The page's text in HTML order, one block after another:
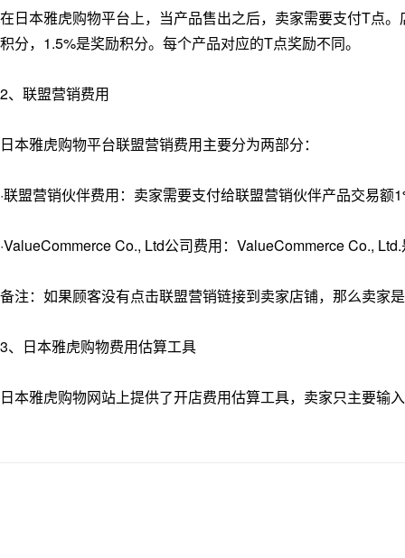
在日本雅虎购物平台上，当产品售出之后，卖家需要支付T点
积分，1.5%是奖励积分。每个产品对应的T点奖励不同。
2、联盟营销费用
日本雅虎购物平台联盟营销费用主要分为两部分：
·联盟营销伙伴费用：卖家需要支付给联盟营销伙伴产品交易额
·ValueCommerce Co., Ltd公司费用：ValueCommerce Co.,
备注：如果顾客没有点击联盟营销链接到卖家店铺，那么卖家
3、日本雅虎购物费用估算工具
日本雅虎购物网站上提供了开店费用估算工具，卖家只主要输